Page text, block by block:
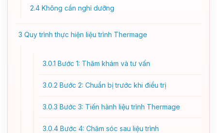
2.4 Không cần nghỉ dưỡng
3 Quy trình thực hiện liệu trình Thermage
3.0.1 Bước 1: Thăm khám và tư vấn
3.0.2 Bước 2: Chuẩn bị trước khi điều trị
3.0.3 Bước 3: Tiến hành liệu trình Thermage
3.0.4 Bước 4: Chăm sóc sau liệu trình